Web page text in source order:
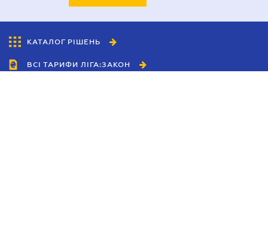
КАТАЛОГ РІШЕНЬ
ВСІ ТАРИФИ ЛІГА:ЗАКОН